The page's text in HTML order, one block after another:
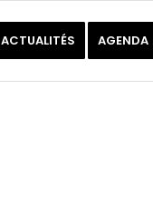
ACTUALITÉS AGENDA